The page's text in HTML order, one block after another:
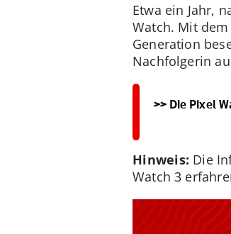
Etwa ein Jahr,
Watch. Mit
Generation
Nachfolgerin
>> Die Pixel
Hinweis: Die
Watch 3